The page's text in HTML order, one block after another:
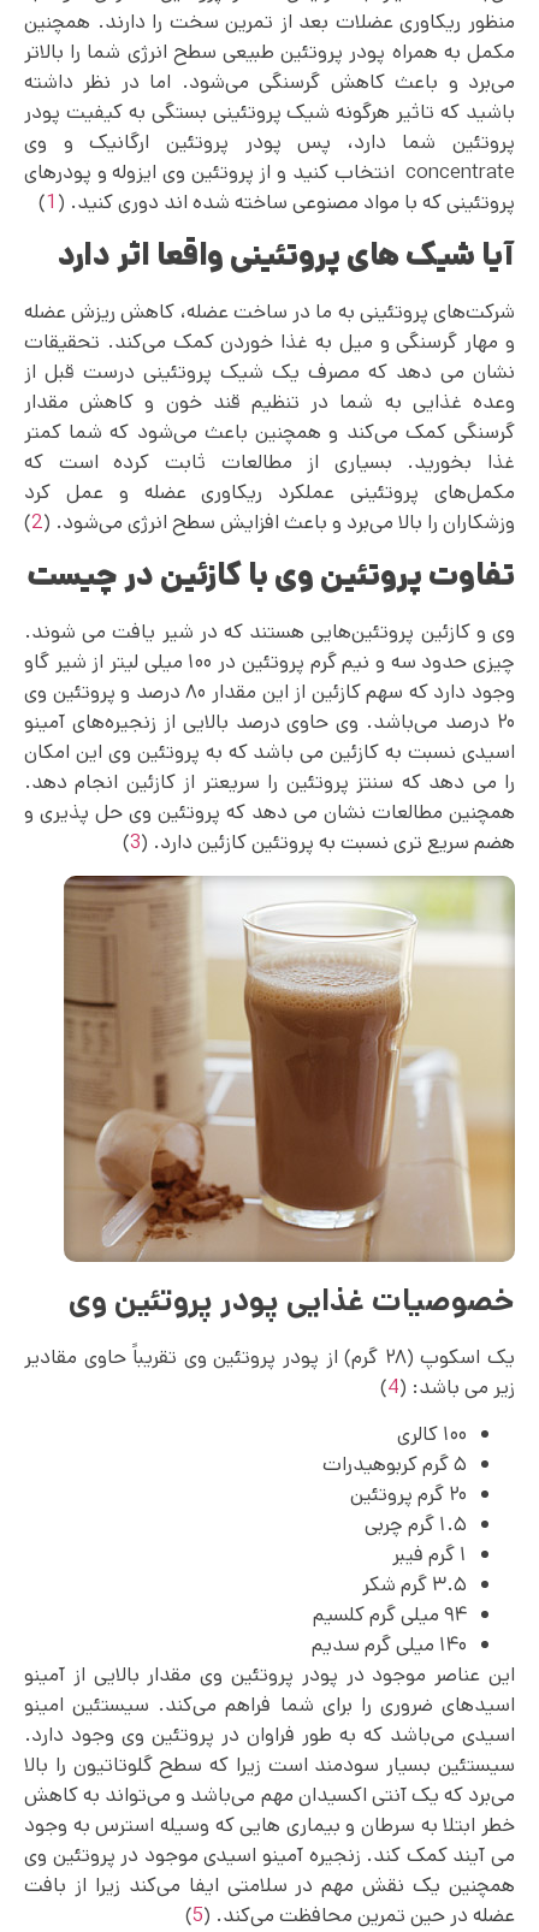
منظور ریکاوری عضلات بعد از تمرین سخت را دارند. همچنین
مکمل به همراه پودر پروتئین طبیعی سطح انرژی شما را بالاتر
می‌برد و باعث کاهش گرسنگی می‌شود. اما در نظر داشته
باشید که تاثیر هرگونه شیک پروتئینی بستگی به کیفیت پودر
پروتئین شما دارد، پس پودر پروتئین ارگانیک و وی
concentrate انتخاب کنید و از پروتئین وی ایزوله و پودرهای
پروتئینی که با مواد مصنوعی ساخته شده اند دوری کنید. ( 1
)
آیا شیک های پروتئینی واقعا اثر دارد
شرکت‌های پروتئینی به ما در ساخت عضله، کاهش ریزش عضله
و مهار گرسنگی و میل به غذا خوردن کمک می‌کند. تحقیقات
نشان می دهد که مصرف یک شیک پروتئینی درست قبل از
وعده غذایی به شما در تنظیم قند خون و کاهش مقدار
گرسنگی کمک می‌کند و همچنین باعث می‌شود که شما کمتر
غذا بخورید. بسیاری از مطالعات ثابت کرده است که
مکمل‌های پروتئینی عملکرد ریکاوری عضله و عمل کرد
وزشکاران را بالا می‌برد و باعث افزایش سطح انرژی می‌شود. (2
)
تفاوت پروتئین وی با کازئین در چیست
وی و کازئین پروتئین‌هایی هستند که در شیر یافت می شوند.
چیزی حدود سه و نیم گرم پروتئین در ۱۰۰ میلی لیتر از شیر گاو
وجود دارد که سهم کازئین از این مقدار ۸۰ درصد و پروتئین وی
۲۰ درصد می‌باشد. وی حاوی درصد بالایی از زنجیره‌های آمینو
اسیدی نسبت به کازئین می باشد که به پروتئین وی این امکان
را می دهد که سنتز پروتئین را سریعتر از کازئین انجام دهد.
همچنین مطالعات نشان می دهد که پروتئین وی حل پذیری و
هضم سریع تری نسبت به پروتئین کازئین دارد. (3
)
خصوصیات غذایی پودر پروتئین وی
یک اسکوپ (۲۸ گرم) از پودر پروتئین وی تقریباً حاوی مقادیر
زیر می باشد: (4
)
۱۰۰ کالری
۵ گرم کربوهیدرات
۲۰ گرم پروتئین
۱.۵ گرم چربی
۱ گرم فیبر
۳.۵ گرم شکر
۹۴ میلی گرم کلسیم
۱۴۰ میلی گرم سدیم
این عناصر موجود در پودر پروتئین وی مقدار بالایی از آمینو
اسیدهای ضروری را برای شما فراهم می‌کند. سیستئین امینو
اسیدی می‌باشد که به طور فراوان در پروتئین وی وجود دارد.
سیستئین بسیار سودمند است زیرا که سطح گلوتاتیون را بالا
می‌برد که یک آنتی اکسیدان مهم می‌باشد و می‌تواند به کاهش
خطر ابتلا به سرطان و بیماری ‌هایی که وسیله استرس به وجود
می آیند کمک کند. زنجیره آمینو اسیدی موجود در پروتئین وی
همچنین یک نقش مهم در سلامتی ایفا می‌کند زیرا از بافت
عضله در حین تمرین محافظت می‌کند. (5
)